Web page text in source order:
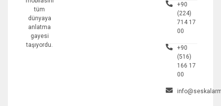
tüm
dünyaya
anlatma
gayesi
taşıyordu.
+90
(224)
714 17
00
+90
(516)
166 17
00